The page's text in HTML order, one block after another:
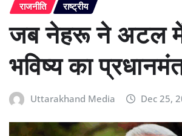
राजनीति राष्ट्रीय
जब नेहरू ने अटल
भविष्य का
Uttarakhand Media Dec 25,